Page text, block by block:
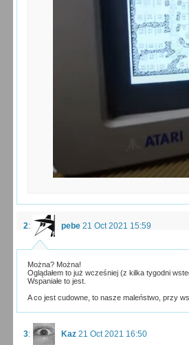
2: pebe 21 Oct 2021 15:59
Można? Można!
Oglądałem to już wcześniej (z kilka tygodni
Wspaniałe to jest.
A co jest cudowne, to nasze maleństwo, przy
3: Kaz 21 Oct 2021 16:50